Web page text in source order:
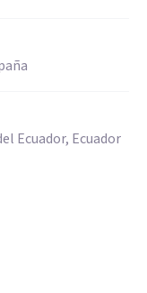
Ecuador, Ecuador